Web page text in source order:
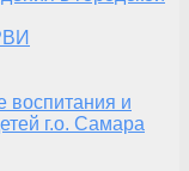
воспитания и
г.о. Самара